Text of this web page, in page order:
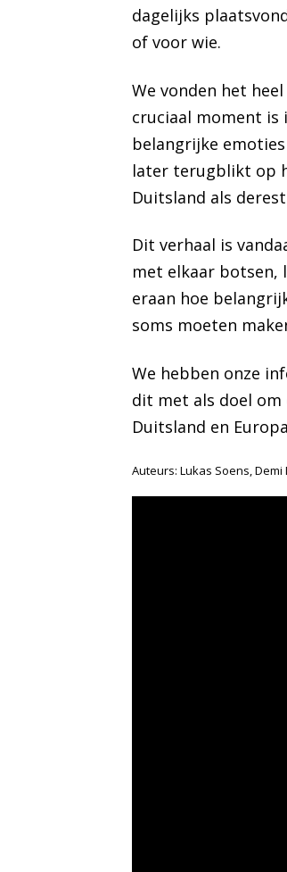
dagelijks
of voor wie.
We vonden het
cruciaal moment is
belangrijke
later terugblikt op
Duitsland als
Dit verhaal is
met elkaar botsen,
eraan hoe
soms moeten
We hebben onze
dit met als doel om
Duitsland en
Auteurs: Lukas Soens,